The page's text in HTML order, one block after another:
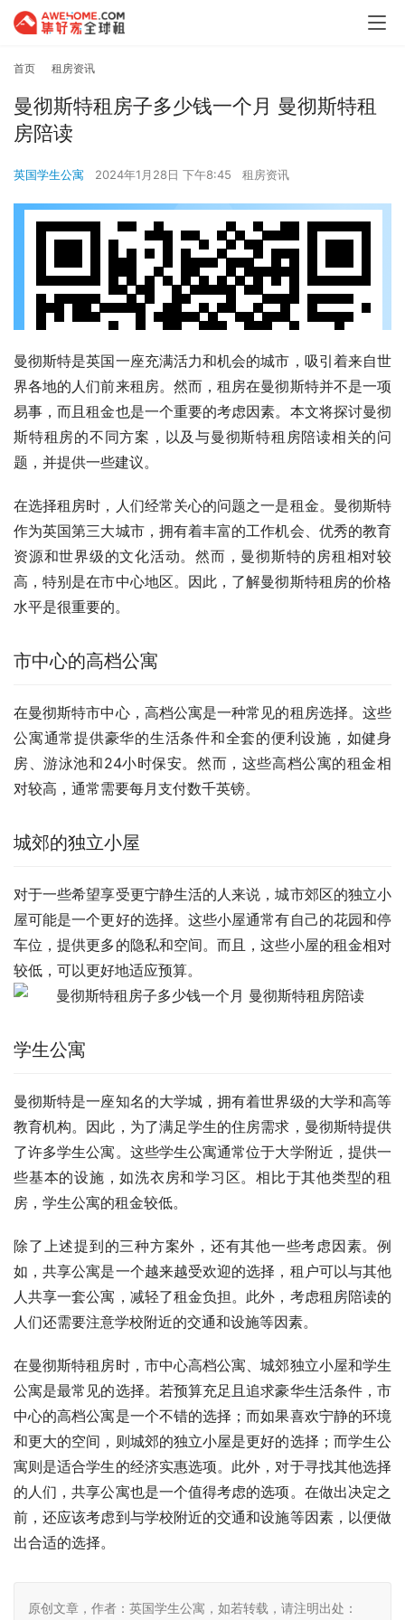
首页 租房资讯
曼彻斯特租房子多少钱一个月 曼彻斯特租
房陪读
英国学生公寓 2024年1月28日 下午8:45 租房资讯
曼彻斯特是英国一座充满活力和机会的城市，吸引着来自世
界各地的人们前来租房。然而，租房在曼彻斯特并不是一项
易事，而且租金也是一个重要的考虑因素。本文将探讨曼彻
斯特租房的不同方案，以及与曼彻斯特租房陪读相关的问
题，并提供一些建议。
在选择租房时，人们经常关心的问题之一是租金。曼彻斯特
作为英国第三大城市，拥有着丰富的工作机会、优秀的教育
资源和世界级的文化活动。然而，曼彻斯特的房租相对较
高，特别是在市中心地区。因此，了解曼彻斯特租房的价格
水平是很重要的。
市中心的高档公寓
在曼彻斯特市中心，高档公寓是一种常见的租房选择。这些
公寓通常提供豪华的生活条件和全套的便利设施，如健身
房、游泳池和24小时保安。然而，这些高档公寓的租金相
对较高，通常需要每月支付数千英镑。
城郊的独立小屋
对于一些希望享受更宁静生活的人来说，城市郊区的独立小
屋可能是一个更好的选择。这些小屋通常有自己的花园和停
车位，提供更多的隐私和空间。而且，这些小屋的租金相对
较低，可以更好地适应预算。
学生公寓
曼彻斯特是一座知名的大学城，拥有着世界级的大学和高等
教育机构。因此，为了满足学生的住房需求，曼彻斯特提供
了许多学生公寓。这些学生公寓通常位于大学附近，提供一
些基本的设施，如洗衣房和学习区。相比于其他类型的租
房，学生公寓的租金较低。
除了上述提到的三种方案外，还有其他一些考虑因素。例
如，共享公寓是一个越来越受欢迎的选择，租户可以与其他
人共享一套公寓，减轻了租金负担。此外，考虑租房陪读的
人们还需要注意学校附近的交通和设施等因素。
在曼彻斯特租房时，市中心高档公寓、城郊独立小屋和学生
公寓是最常见的选择。若预算充足且追求豪华生活条件，市
中心的高档公寓是一个不错的选择；而如果喜欢宁静的环境
和更大的空间，则城郊的独立小屋是更好的选择；而学生公
寓则是适合学生的经济实惠选项。此外，对于寻找其他选择
的人们，共享公寓也是一个值得考虑的选项。在做出决定之
前，还应该考虑到与学校附近的交通和设施等因素，以便做
出合适的选择。
原创文章，作者：英国学生公寓，如若转载，请注明出处：